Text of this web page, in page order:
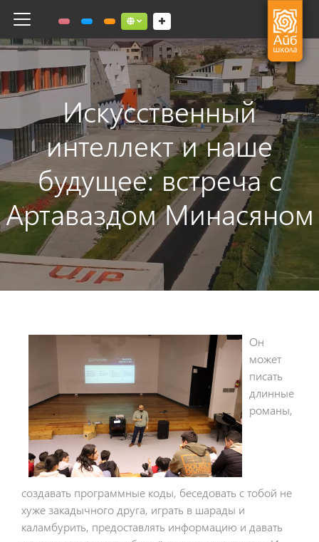
Toggle navigation Social links dropdown button
Искусственный
интеллект и наше
будущее: встреча с
Артаваздом Минасяном
Он
может
писать
длинные
романы,
создавать программные коды, беседовать с тобой не
хуже закадычного друга, играть в шарады и
каламбурить, предоставлять информацию и давать